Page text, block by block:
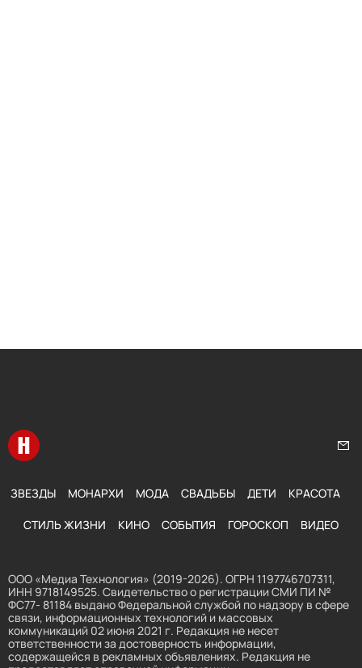
Перейти на главную
ЗВЕЗДЫ МОНАРХИ МОДА СВАДЬБЫ ДЕТИ КРАСОТА
СТИЛЬ ЖИЗНИ КИНО СОБЫТИЯ ГОРОСКОП ВИДЕО
ООО «Медиа Технология» (2019-2026). ОГРН 1197746707311,
ИНН 9718149525. Свидетельство о регистрации СМИ ПИ №
ФС77- 81184 выдано Федеральной службой по надзору в сфере
связи, информационных технологий и массовых
коммуникаций 02 июня 2021 г. Редакция не несет
ответственности за достоверность информации,
содержащейся в рекламных объявлениях. Редакция не